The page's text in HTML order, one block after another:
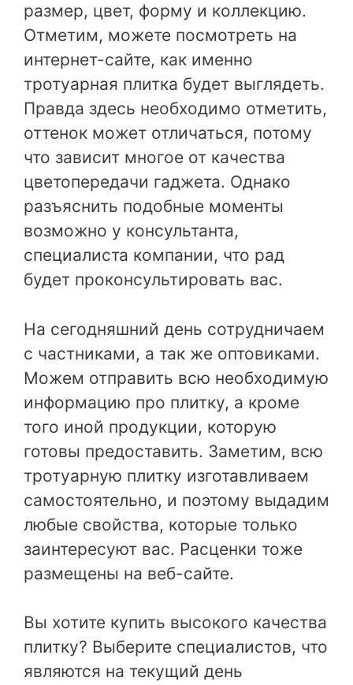
размер, цвет, форму и коллекцию.
Отметим, можете посмотреть на
интернет-сайте, как именно
тротуарная плитка будет выглядеть.
Правда здесь необходимо отметить,
оттенок может отличаться, потому
что зависит многое от качества
цветопередачи гаджета. Однако
разъяснить подобные моменты
возможно у консультанта,
специалиста компании, что рад
будет проконсультировать вас.
На сегодняшний день сотрудничаем
с частниками, а так же оптовиками.
Можем отправить всю необходимую
информацию про плитку, а кроме
того иной продукции, которую
готовы предоставить. Заметим, всю
тротуарную плитку изготавливаем
самостоятельно, и поэтому выдадим
любые свойства, которые только
заинтересуют вас. Расценки тоже
размещены на веб-сайте.
Вы хотите купить высокого качества
плитку? Выберите специалистов, что
являются на текущий день